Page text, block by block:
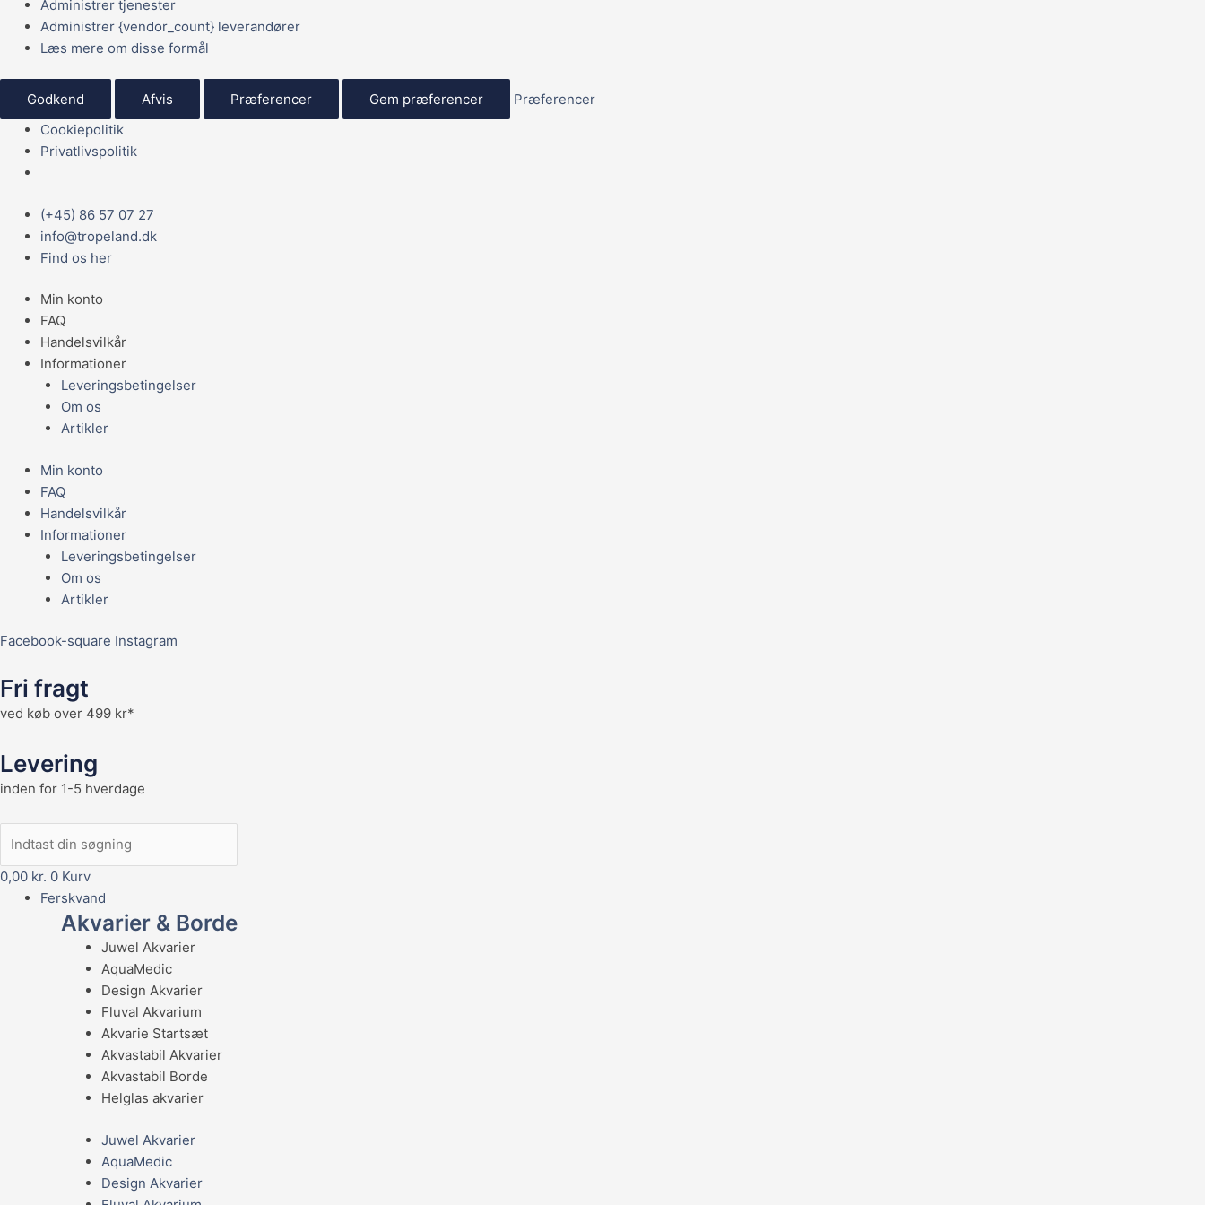
Administrer tjenester
Administrer {vendor_count} leverandører
Læs mere om disse formål
Godkend Afvis Præferencer Gem præferencer
Præferencer
Cookiepolitik
Privatlivspolitik
(+45) 86 57 07 27
info@tropeland.dk
Find os her
Min konto
FAQ
Handelsvilkår
Informationer
Leveringsbetingelser
Om os
Artikler
Min konto
FAQ
Handelsvilkår
Informationer
Leveringsbetingelser
Om os
Artikler
Facebook-square Instagram
Fri fragt
ved køb over 499 kr*
Levering
inden for 1-5 hverdage
0,00 kr. 0 Kurv
Main
Menu
Ferskvand
Akvarier & Borde
Juwel Akvarier
AquaMedic
Design Akvarier
Fluval Akvarium
Akvarie Startsæt
Akvastabil Akvarier
Akvastabil Borde
Helglas akvarier
Juwel Akvarier
AquaMedic
Design Akvarier